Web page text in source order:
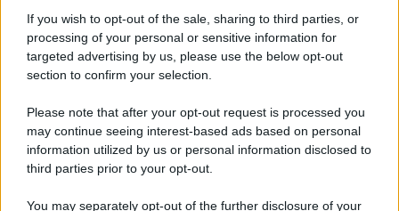
If you wish to opt-out of the sale, sharing to third parties, or
processing of your personal or sensitive information for
targeted advertising by us, please use the below opt-out
section to confirm your selection.
Please note that after your opt-out request is processed you
may continue seeing interest-based ads based on personal
information utilized by us or personal information disclosed to
third parties prior to your opt-out.
You may separately opt-out of the further disclosure of your